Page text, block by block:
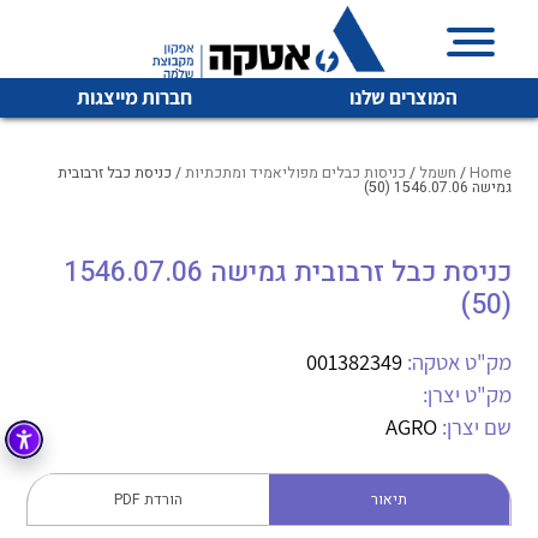
המוצרים שלנו חברות מייצגות
איכות | שרות | זמינות
אטקה בע”מ היא החברה הגדולה והמובילה בישראל בשיווק
מיתוג, בקרה , ואינסטלציה חשמלית ופעילה ב7 תחומים:
חשמל
קופסאות וארונות לחשמל, בקרה ואלקטרוניקה
לכל מוצרי היצרן לכל מוצרי היצרן
לכל מוצרי היצרן לכל מוצרי היצרן
Home
/ חשמל / כניסות כבלים מפוליאמיד ומתכתיות/ כניסת כבל זרבובית
גמישה 1546.07.06 (50)
כניסת כבל זרבובית גמישה 1546.07.06
(50)
מק"ט אטקה: 001382349
מק"ט יצרן:
שם יצרן: AGRO
תיאור הורדת PDF